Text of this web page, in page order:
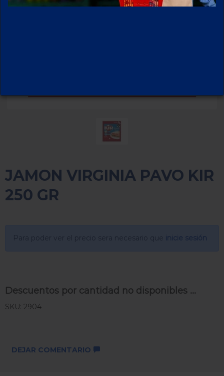
JAMON VIRGINIA PAVO KIR
250 GR
Para poder ver el precio sera necesario que
Descuentos por cantidad no disponibles ...
SKU: 2904
DEJAR COMENTARIO